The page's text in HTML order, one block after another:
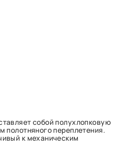
собой полухлопковую
полотняного переплетения.
к механическим